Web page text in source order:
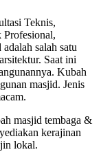
Teknis,
salah satu
Saat ini
Kubah
masjid. Jenis
masjid tembaga &
kerajinan
lokal.